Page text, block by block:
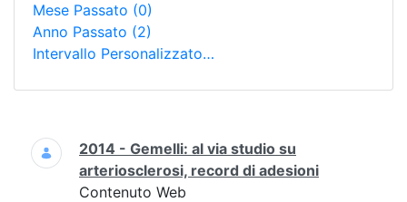
Mese Passato (0)
Anno Passato (2)
Intervallo Personalizzato…
Ricerca
2014 - Gemelli: al via studio su
arteriosclerosi, record di adesioni
Contenuto Web